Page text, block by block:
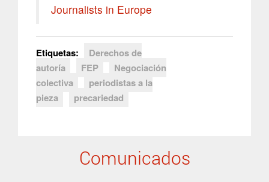
Journalists in Europe
Etiquetas:
Derechos de
autoría
FEP
Negociación
colectiva
periodistas a la
pieza
precariedad
Comunicados